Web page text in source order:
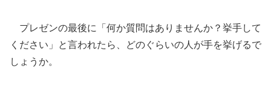
プレゼンの最後に「何か質問はありませんか？挙手して
ください」と言われたら、どのぐらいの人が手を挙げるで
しょうか。